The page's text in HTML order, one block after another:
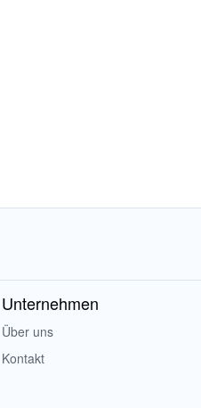
Unternehmen
Über uns
Kontakt